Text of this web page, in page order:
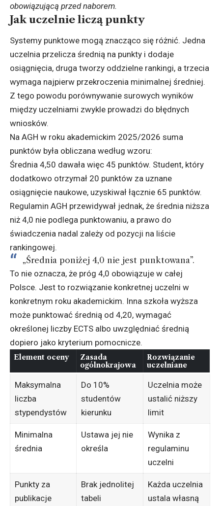
obowiązującą przed naborem.
Jak uczelnie liczą punkty
Systemy punktowe mogą znacząco się różnić. Jedna
uczelnia przelicza średnią na punkty i dodaje
osiągnięcia, druga tworzy oddzielne rankingi, a trzecia
wymaga najpierw przekroczenia minimalnej średniej.
Z tego powodu porównywanie surowych wyników
między uczelniami zwykle prowadzi do błędnych
wniosków.
Na AGH w roku akademickim 2025/2026 suma
punktów była obliczana według wzoru:
Średnia 4,50 dawała więc 45 punktów. Student, który
dodatkowo otrzymał 20 punktów za uznane
osiągnięcie naukowe, uzyskiwał łącznie 65 punktów.
Regulamin AGH przewidywał jednak, że średnia niższa
niż 4,0 nie podlega punktowaniu, a prawo do
świadczenia nadal zależy od pozycji na liście
rankingowej.
„Średnia poniżej 4,0 nie jest punktowana”.
To nie oznacza, że próg 4,0 obowiązuje w całej
Polsce. Jest to rozwiązanie konkretnej uczelni w
konkretnym roku akademickim. Inna szkoła wyższa
może punktować średnią od 4,20, wymagać
określonej liczby ECTS albo uwzględniać średnią
dopiero jako kryterium pomocnicze.
Element oceny
Zasada
ogólnokrajowa
Rozwiązanie
uczelniane
Maksymalna
liczba
stypendystów
Do 10%
studentów
kierunku
Uczelnia może
ustalić niższy
limit
Minimalna
średnia
Ustawa jej nie
określa
Wynika z
regulaminu
uczelni
Punkty za
publikacje
Brak jednolitej
tabeli
Każda uczelnia
ustala własną